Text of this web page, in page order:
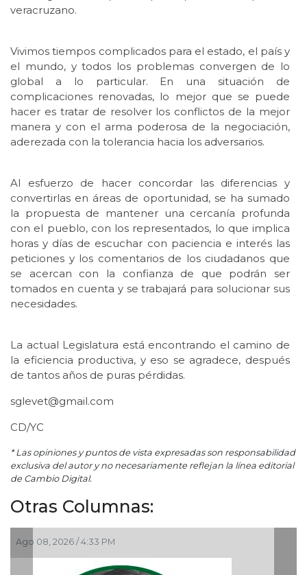
veracruzano.
Vivimos tiempos complicados para el estado, el país y
el mundo, y todos los problemas convergen de lo
global a lo particular. En una situación de
complicaciones renovadas, lo mejor que se puede
hacer es tratar de resolver los conflictos de la mejor
manera y con el arma poderosa de la negociación,
aderezada con la tolerancia hacia los adversarios.
Al esfuerzo de hacer concordar las diferencias y
convertirlas en áreas de oportunidad, se ha sumado
la propuesta de mantener una cercanía profunda
con el pueblo, con los representados, lo que implica
horas y días de escuchar con paciencia e interés las
peticiones y los comentarios de los ciudadanos que
se acercan con la confianza de que podrán ser
tomados en cuenta y se trabajará para solucionar sus
necesidades.
La actual Legislatura está encontrando el camino de
la eficiencia productiva, y eso se agradece, después
de tantos años de puras pérdidas.
sglevet@gmail.com
CD/YC
* Las opiniones y puntos de vista expresadas son responsabilidad
exclusiva del autor y no necesariamente reflejan la línea editorial
de Cambio Digital.
Otras Columnas: